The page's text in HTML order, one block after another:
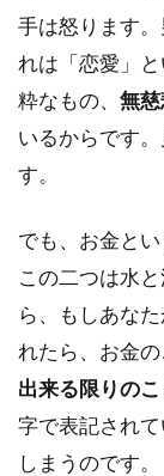
手は怒ります
れは「恋愛」
粋なもの、 無
いるからです
す。
でも、お金と
この二つは水
ら、もしあな
れたら、お金の
出来る限りのこ
字で表記され
しまうのです。